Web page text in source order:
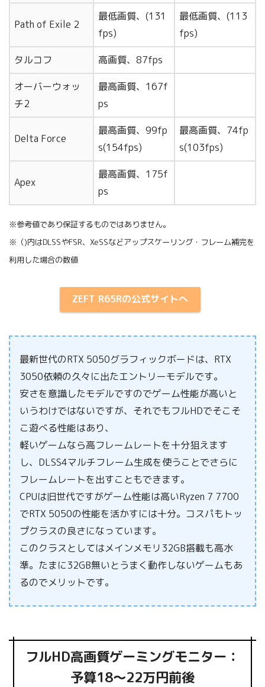
Path of Exile 2
最低画質、(131
fps)
最低画質、(113
fps)
タルコフ 高画質、87fps
オーバーウォッ
チ2
最高画質、167f
ps
Delta Force
最高画質、99fp
s(154fps)
最高画質、74fp
s(103fps)
Apex
最高画質、175f
ps
※参考値であり保証するものではありません。
※（)内はDLSSやFSR、XeSSなどアップスケーリング・フレーム補完を
利用した場合の数値
ZEFT R65Rの公式サイトへ
最新世代のRTX 5050グラフィックボードは、RTX
3050依頼の久々に出たエントリーモデルです。
安さを意識したモデルですのでゲーム性能が高いと
いうわけではないですが、それでもフルHDでそこそ
こ遊べる性能はあり、
軽いゲームなら高フレームレートを十分狙えます
し、DLSS4マルチフレーム生成を使うことでさらに
フレームレートを出すこともできます。
CPUは旧世代ですがゲーム性能は高いRyzen 7 7700
でRTX 5050の性能を活かすには十分。コスパもトッ
プクラスの良さになっています。
このクラスとしてはメインメモリ32GB搭載も高水
準。たまに32GB無いとうまく動作しないゲームもあ
るのでメリットです。
フルHD高画質ゲーミングモニター：
予算18～22万円前後